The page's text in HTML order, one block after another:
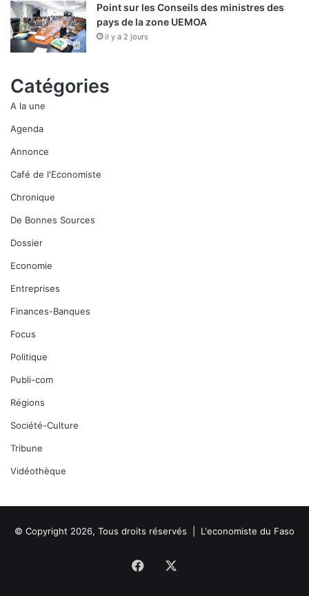
Point sur les Conseils des ministres des
pays de la zone UEMOA
il y a 2 jours
Catégories
A la une
Agenda
Annonce
Café de l'Economiste
Chronique
De Bonnes Sources
Dossier
Economie
Entreprises
Finances-Banques
Focus
Politique
Publi-com
Régions
Société-Culture
Tribune
Vidéothèque
© Copyright 2026, Tous droits réservés | L'economiste du Faso
Facebook